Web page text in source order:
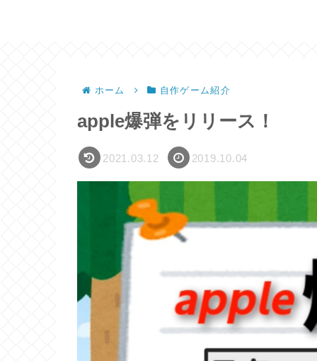
ホーム 自作ゲーム紹介
apple爆弾をリリース！
2021.03.12 2019.10.04